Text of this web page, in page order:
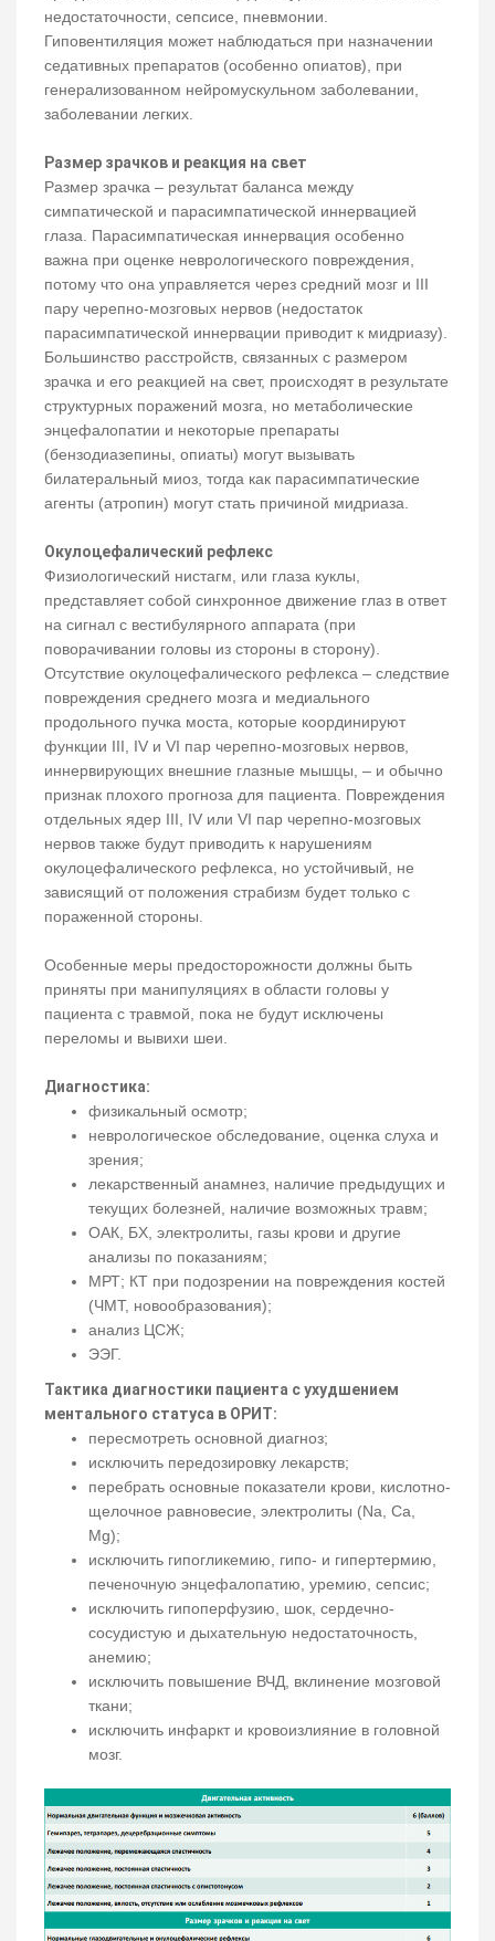
недостаточности, сепсисе, пневмонии.
Гиповентиляция может наблюдаться при назначении
седативных препаратов (особенно опиатов), при
генерализованном нейромускульном заболевании,
заболевании легких.
Размер зрачков и реакция на свет
Размер зрачка – результат баланса между
симпатической и парасимпатической иннервацией
глаза. Парасимпатическая иннервация особенно
важна при оценке неврологического повреждения,
потому что она управляется через средний мозг и III
пару черепно-мозговых нервов (недостаток
парасимпатической иннервации приводит к мидриазу).
Большинство расстройств, связанных с размером
зрачка и его реакцией на свет, происходят в результате
структурных поражений мозга, но метаболические
энцефалопатии и некоторые препараты
(бензодиазепины, опиаты) могут вызывать
билатеральный миоз, тогда как парасимпатические
агенты (атропин) могут стать причиной мидриаза.
Окулоцефалический рефлекс
Физиологический нистагм, или глаза куклы,
представляет собой синхронное движение глаз в ответ
на сигнал с вестибулярного аппарата (при
поворачивании головы из стороны в сторону).
Отсутствие окулоцефалического рефлекса – следствие
повреждения среднего мозга и медиального
продольного пучка моста, которые координируют
функции III, IV и VI пар черепно-мозговых нервов,
иннервирующих внешние глазные мышцы, – и обычно
признак плохого прогноза для пациента. Повреждения
отдельных ядер III, IV или VI пар черепно-мозговых
нервов также будут приводить к нарушениям
окулоцефалического рефлекса, но устойчивый, не
зависящий от положения страбизм будет только с
пораженной стороны.
Особенные меры предосторожности должны быть
приняты при манипуляциях в области головы у
пациента с травмой, пока не будут исключены
переломы и вывихи шеи.
Диагностика:
физикальный осмотр;
неврологическое обследование, оценка слуха и
зрения;
лекарственный анамнез, наличие предыдущих и
текущих болезней, наличие возможных травм;
ОАК, БХ, электролиты, газы крови и другие
анализы по показаниям;
МРТ; КТ при подозрении на повреждения костей
(ЧМТ, новообразования);
анализ ЦСЖ;
ЭЭГ.
Тактика диагностики пациента с ухудшением
ментального статуса в ОРИТ:
пересмотреть основной диагноз;
исключить передозировку лекарств;
перебрать основные показатели крови, кислотно-
щелочное равновесие, электролиты (Na, Ca,
Mg);
исключить гипогликемию, гипо- и гипертермию,
печеночную энцефалопатию, уремию, сепсис;
исключить гипоперфузию, шок, сердечно-
сосудистую и дыхательную недостаточность,
анемию;
исключить повышение ВЧД, вклинение мозговой
ткани;
исключить инфаркт и кровоизлияние в головной
мозг.